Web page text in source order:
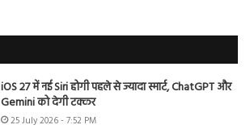
iOS 27 में नई Siri होगी पहले से ज्यादा स्मार्ट, ChatGPT और
Gemini को देगी टक्कर
25 July 2026 - 7:52 PM